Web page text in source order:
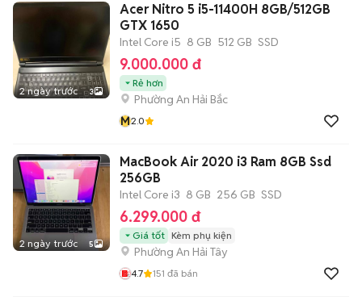
2 ngày trước 3
Acer Nitro 5 i5-11400H 8GB/512GB
GTX 1650
Intel Core i5 8 GB 512 GB SSD
9.000.000 đ
Rẻ hơn
Phường An Hải Bắc
M2.0
2 ngày trước 5
MacBook Air 2020 i3 Ram 8GB Ssd
256GB
Intel Core i3 8 GB 256 GB SSD
6.299.000 đ
Giá tốt Kèm phụ kiện
Phường An Hải Tây
4.7 151 đã bán